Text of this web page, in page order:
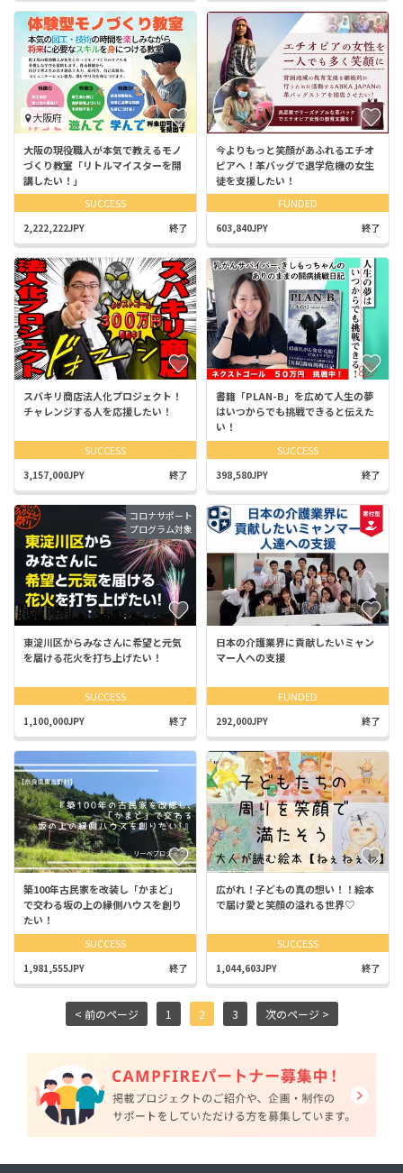
大阪府
大阪の現役職人が本気で教えるモノ
づくり教室「リトルマイスターを開
講したい！」
SUCCESS
2,222,222JPY 終了
今よりもっと笑顔があふれるエチオ
ピアへ！革バッグで退学危機の女生
徒を支援したい！
FUNDED
603,840JPY 終了
スバキリ商店法人化プロジェクト！
チャレンジする人を応援したい！
SUCCESS
3,157,000JPY 終了
書籍「PLAN-B」を広めて人生の夢
はいつからでも挑戦できると伝えた
い！
SUCCESS
398,580JPY 終了
コロナサポート
プログラム対象
東淀川区からみなさんに希望と元気
を届ける花火を打ち上げたい！
SUCCESS
1,100,000JPY 終了
日本の介護業界に貢献したいミャン
マー人への支援
FUNDED
292,000JPY 終了
築100年古民家を改装し「かまど」
で交わる坂の上の縁側ハウスを創り
たい！
SUCCESS
1,981,555JPY 終了
広がれ！子どもの真の想い！！絵本
で届け愛と笑顔の溢れる世界♡
SUCCESS
1,044,603JPY 終了
< 前のページ 1 2 3 次のページ >